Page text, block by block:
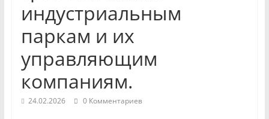
индустриальным
паркам и их
управляющим
компаниям.
24.02.2026 0 Комментариев